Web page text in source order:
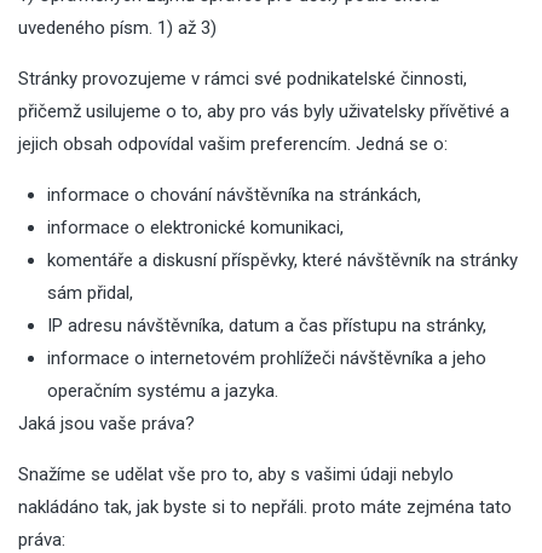
uvedeného písm. 1) až 3)
Stránky provozujeme v rámci své podnikatelské činnosti,
přičemž usilujeme o to, aby pro vás byly uživatelsky přívětivé a
jejich obsah odpovídal vašim preferencím. Jedná se o:
informace o chování návštěvníka na stránkách,
informace o elektronické komunikaci,
komentáře a diskusní příspěvky, které návštěvník na stránky
sám přidal,
IP adresu návštěvníka, datum a čas přístupu na stránky,
informace o internetovém prohlížeči návštěvníka a jeho
operačním systému a jazyka.
Jaká jsou vaše práva?
Snažíme se udělat vše pro to, aby s vašimi údaji nebylo
nakládáno tak, jak byste si to nepřáli. proto máte zejména tato
práva: